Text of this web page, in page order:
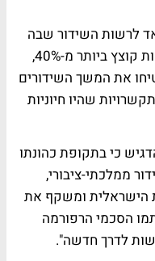
לרשות השידור שבה
לא כיהן ועד מנהל, ובה תקציב הרשות קוצץ ביותר מ-40%,
את המשך השידורים
שהיו חיוניות
כהונה הדגיש כי בתקופת כהונתו
ממלכתי-ציבורי,
הישראלית ומשקף את
הסכמי הרפורמה
לדרך חדשה".